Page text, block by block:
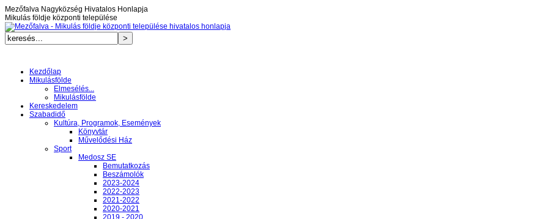
Mezőfalva Nagyközség Hivatalos Honlapja
Mikulás földje központi települése
Kezdőlap
Mikulásfölde
Elmesélés...
Mikulásfölde
Kereskedelem
Szabadidő
Kultúra, Programok, Események
Könyvtár
Művelődési Ház
Sport
Medosz SE
Bemutatkozás
Beszámolók
2023-2024
2022-2023
2021-2022
2020-2021
2019 - 2020